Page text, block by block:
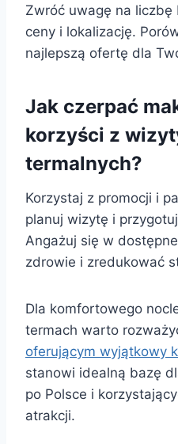
Zwróć uwagę na liczbę
ceny i lokalizację.
najlepszą ofertę dla
Jak czerpać
korzyści z
termalnych?
Korzystaj z promocji i
planuj wizytę i
Angażuj się w
zdrowie i zredukować
Dla komfortowego
termach warto
oferującym wyjątkowy
stanowi idealną bazę
po Polsce i
atrakcji.